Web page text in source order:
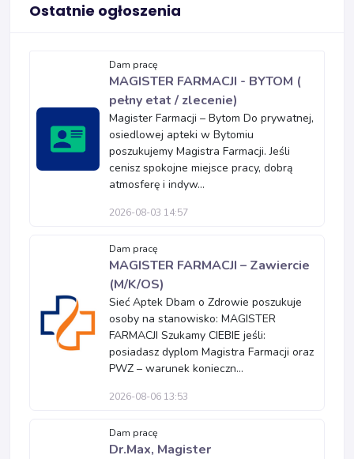
Ostatnie ogłoszenia
Dam pracę
MAGISTER FARMACJI - BYTOM (
pełny etat / zlecenie)
Magister Farmacji – Bytom Do prywatnej,
osiedlowej apteki w Bytomiu
poszukujemy Magistra Farmacji. Jeśli
cenisz spokojne miejsce pracy, dobrą
atmosferę i indyw...
2026-08-03 14:57
Dam pracę
MAGISTER FARMACJI – Zawiercie
(M/K/OS)
Sieć Aptek Dbam o Zdrowie poszukuje
osoby na stanowisko: MAGISTER
FARMACJI Szukamy CIEBIE jeśli:
posiadasz dyplom Magistra Farmacji oraz
PWZ – warunek konieczn...
2026-08-06 13:53
Dam pracę
Dr.Max, Magister